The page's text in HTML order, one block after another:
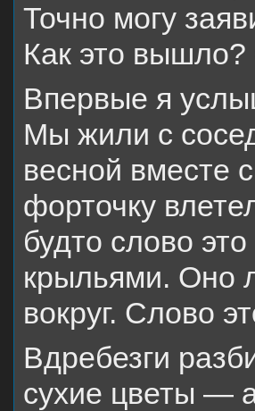
Точно могу
Как это вышло?
Впервые я
Мы жили с
весной вместе
форточку
будто слово
крыльями. Оно
вокруг. Слово
Вдребезги
сухие цветы —